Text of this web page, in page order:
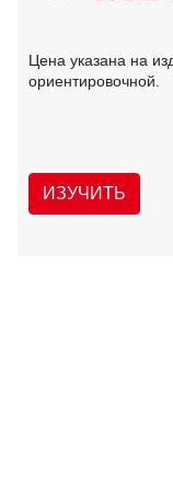
Цена указана на
ориентировочной.
ИЗУЧИТЬ